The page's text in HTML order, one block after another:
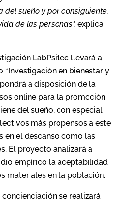
del sueño y por consiguiente,
de las personas”, explica
LabPsitec llevará a
“Investigación en bienestar y
a disposición de la
online para la promoción
del sueño, con especial
más propensos a este
en el descanso como las
El proyecto analizará a
empírico la aceptabilidad
materiales en la población.
se realizará